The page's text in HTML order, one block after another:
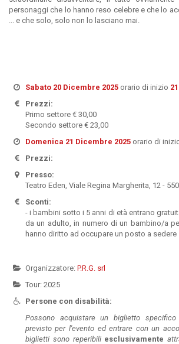
personaggi che lo hanno reso celebre e che lo
... e che solo, solo non lo lasciano mai.
Sabato 20 Dicembre 2025orario di inizio
Prezzi:
Primo settore € 30,00
Secondo settore € 23,00
Domenica 21 Dicembre 2025orario di
Prezzi:
Presso:
Teatro Eden, Viale Regina Margherita, 12 -
Sconti:
- i bambini sotto i 5 anni di età entrano
da un adulto, in numero di un bambino/a
hanno diritto ad occupare un posto a sedere
Organizzatore: P.R.G. srl
Tour: 2025
Persone con disabilità:
Possono acquistare un biglietto
previsto per l'evento ed entrare con un
biglietti sono reperibili esclusivamente